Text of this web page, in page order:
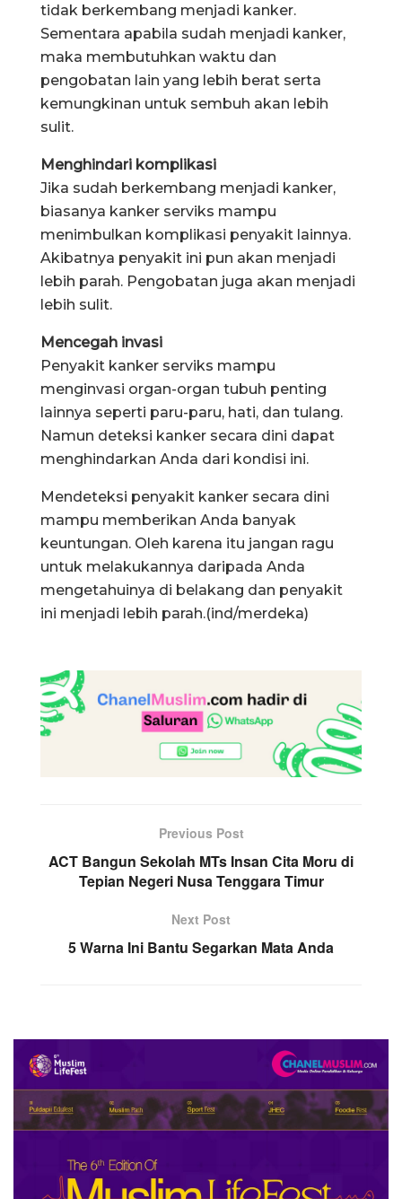
tidak berkembang menjadi kanker.
Sementara apabila sudah menjadi kanker,
maka membutuhkan waktu dan
pengobatan lain yang lebih berat serta
kemungkinan untuk sembuh akan lebih
sulit.
Menghindari komplikasi
Jika sudah berkembang menjadi kanker,
biasanya kanker serviks mampu
menimbulkan komplikasi penyakit lainnya.
Akibatnya penyakit ini pun akan menjadi
lebih parah. Pengobatan juga akan menjadi
lebih sulit.
Mencegah invasi
Penyakit kanker serviks mampu
menginvasi organ-organ tubuh penting
lainnya seperti paru-paru, hati, dan tulang.
Namun deteksi kanker secara dini dapat
menghindarkan Anda dari kondisi ini.
Mendeteksi penyakit kanker secara dini
mampu memberikan Anda banyak
keuntungan. Oleh karena itu jangan ragu
untuk melakukannya daripada Anda
mengetahuinya di belakang dan penyakit
ini menjadi lebih parah.(ind/merdeka)
Previous Post
ACT Bangun Sekolah MTs Insan Cita Moru di
Tepian Negeri Nusa Tenggara Timur
Next Post
5 Warna Ini Bantu Segarkan Mata Anda